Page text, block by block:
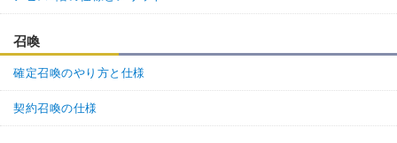
召喚
確定召喚のやり方と仕様
契約召喚の仕様